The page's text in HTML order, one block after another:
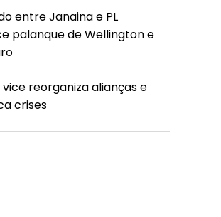
entre Janaina e PL
palanque de Wellington e
vice reorganiza alianças e
crises